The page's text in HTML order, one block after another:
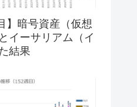
】暗号資産（仮想
イーサリアム（イ
結果